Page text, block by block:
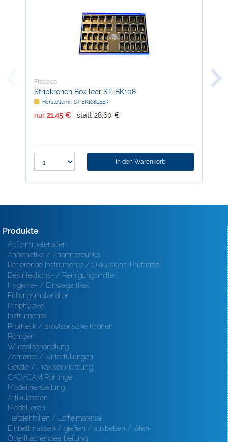
Frasaco
Stripkronen Box leer ST-BK108
Herstellernr: ST-BK108LEER
nur 21,45 € statt 28,60 €
In den Warenkorb
Produkte
Abformmaterialien
Anästhetika / Pharmazeutika
Rotierende Instrumente / Okklusions-Prüfmittel
Desinfektions- / Reinigungsmittel
Hygiene- / Einwegartikel
Füllungsmaterialien
Prophylaxe
Instrumente
Prothetik / provisorische Kronen
Röntgen
Wurzelbehandlung
Zemente / Unterfüllungen
Geräte / Praxiseinrichtung
CAD/CAM Rohlinge
Modellherstellung
Artikulatoren
Modellieren
Tiefziehfolien / Löffelmaterial
Einbettmassen / gießen / ausbetten / löten
Oberfl ächenbearbeitung